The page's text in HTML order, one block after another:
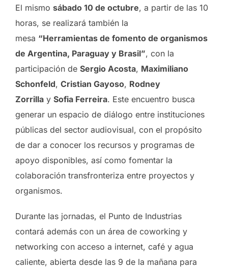
El mismo sábado 10 de octubre, a partir de las 10
horas, se realizará también la
mesa “Herramientas de fomento de organismos
de Argentina, Paraguay y Brasil”, con la
participación de Sergio Acosta, Maximiliano
Schonfeld, Cristian Gayoso, Rodney
Zorrilla y Sofia Ferreira. Este encuentro busca
generar un espacio de diálogo entre instituciones
públicas del sector audiovisual, con el propósito
de dar a conocer los recursos y programas de
apoyo disponibles, así como fomentar la
colaboración transfronteriza entre proyectos y
organismos.
Durante las jornadas, el Punto de Industrias
contará además con un área de coworking y
networking con acceso a internet, café y agua
caliente, abierta desde las 9 de la mañana para